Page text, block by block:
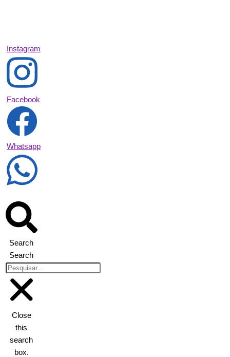
Instagram
Facebook
Whatsapp
Search
Search
Close
this
search
box.